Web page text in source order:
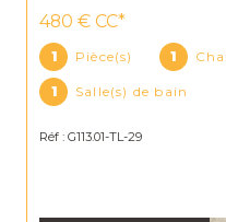
480 € CC*
1 Pièce(s) 1
1 Salle(s) de bain
Réf : G113.01-TL-29